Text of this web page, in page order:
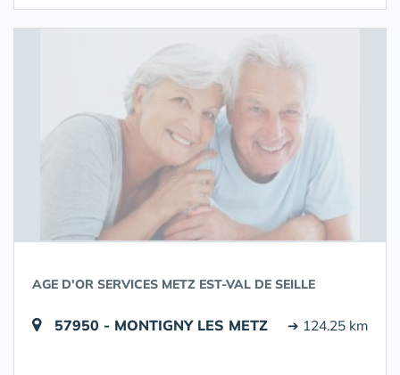
AGE D'OR SERVICES METZ EST-VAL DE SEILLE
57950 - MONTIGNY LES METZ ➔ 124.25 km